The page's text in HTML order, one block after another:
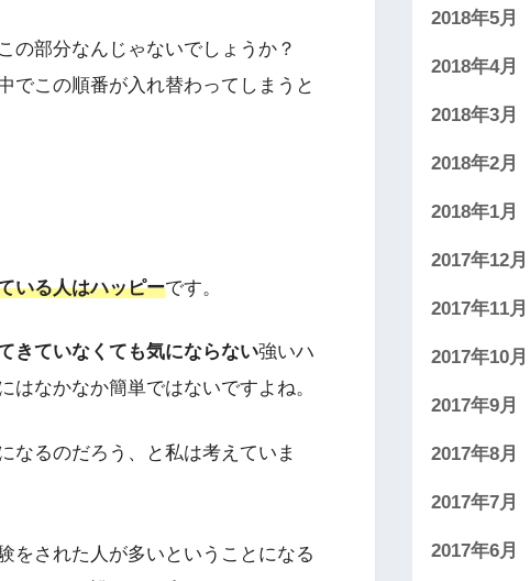
の部分なんじゃないでしょうか？
でこの順番が入れ替わってしまうと
いる人はハッピーです。
きていなくても気にならない強いハ
なかなか簡単ではないですよね。
なるのだろう、と私は考えていま
をされた人が多いということになる
2018年5月
2018年4月
2018年3月
2018年2月
2018年1月
2017年12月
2017年11月
2017年10月
2017年9月
2017年8月
2017年7月
2017年6月